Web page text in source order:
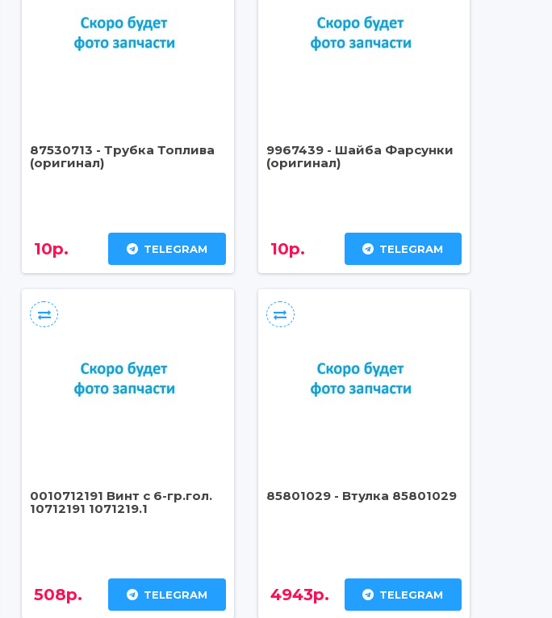
87530713 - Трубка Топлива
(оригинал)
10р. TELEGRAM
9967439 - Шайба Фарсунки
(оригинал)
10р. TELEGRAM
0010712191 Винт с 6-гр.гол.
10712191 1071219.1
508р. TELEGRAM
85801029 - Втулка 85801029
4943р. TELEGRAM